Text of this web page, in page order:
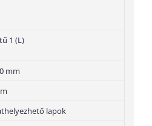
1 (L)
mm
lapok